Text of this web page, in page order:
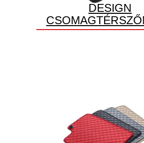
DESIGN